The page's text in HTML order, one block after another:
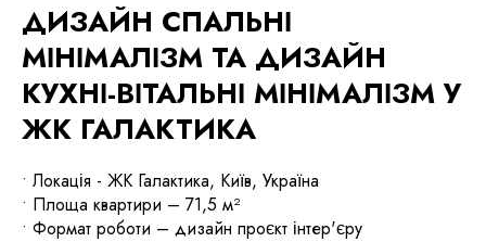
ДИЗАЙН СПАЛЬНІ
МІНІМАЛІЗМ ТА ДИЗАЙН
КУХНІ-ВІТАЛЬНІ МІНІМАЛІЗМ У
ЖК ГАЛАКТИКА
• Локація - ЖК Галактика, Київ, Україна
• Площа квартири – 71,5 м²
• Формат роботи – дизайн проєкт інтер'єру